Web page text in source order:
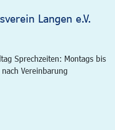
Langen e.V.
Sprechzeiten: Montags bis
Vereinbarung